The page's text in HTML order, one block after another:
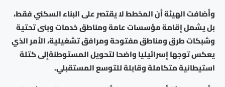
وأضافت الهيئة أن المخطط لا يقتصر على البناء السكني فقط،
بل يشمل إقامة مؤسسات عامة ومناطق خدمات وبنى تحتية
وشبكات طرق ومناطق مفتوحة ومرافق تشغيلية، الأمر الذي
يعكس توجها إسرائيليا واضحا لتحويل المستوطنةإلى كتلة
استيطانية متكاملة وقابلة للتوسع المستقبلي.